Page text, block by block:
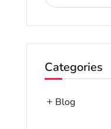
Categories
Blog